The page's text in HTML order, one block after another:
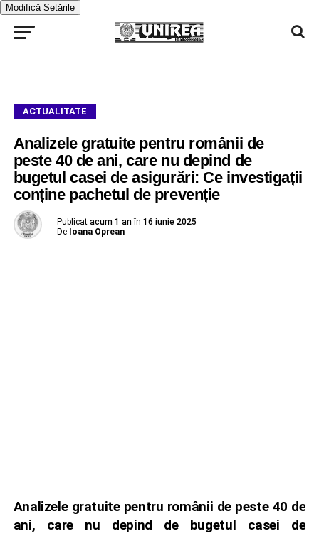
Modifică Setările
ACTUALITATE
Analizele gratuite pentru românii de
peste 40 de ani, care nu depind de
bugetul casei de asigurări: Ce investigații
conține pachetul de prevenție
Publicat acum 1 an în 16 iunie 2025
De Ioana Oprean
Analizele gratuite pentru românii de peste 40 de
ani, care nu depind de bugetul casei de